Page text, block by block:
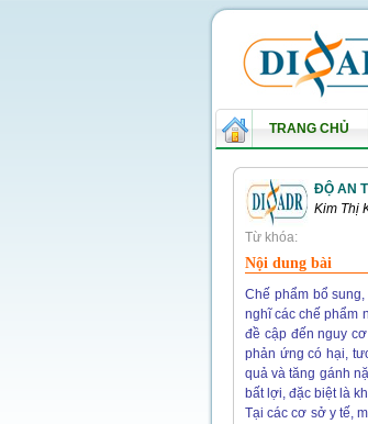
TRANG CHỦ
ĐỘ AN
Kim Thị
Từ khóa:
Nội dung bài
Chế phẩm bổ
nghĩ các chế phẩm
đề cập đến nguy
phản ứng có hại,
quả và tăng gánh
bất lợi, đặc biệt là
Tại các cơ sở y tế,